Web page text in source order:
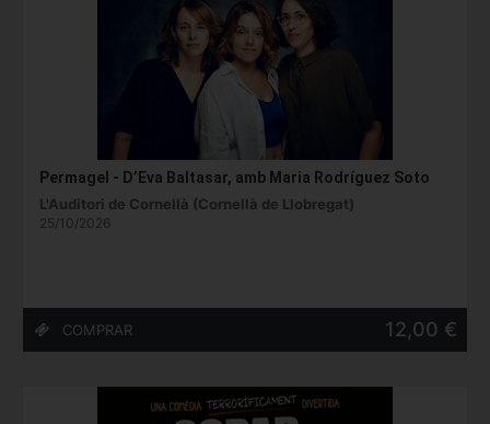
Permagel - D’Eva Baltasar, amb Maria Rodríguez Soto
L'Auditori de Cornellà (Cornellà de Llobregat)
25/10/2026
12,00 €